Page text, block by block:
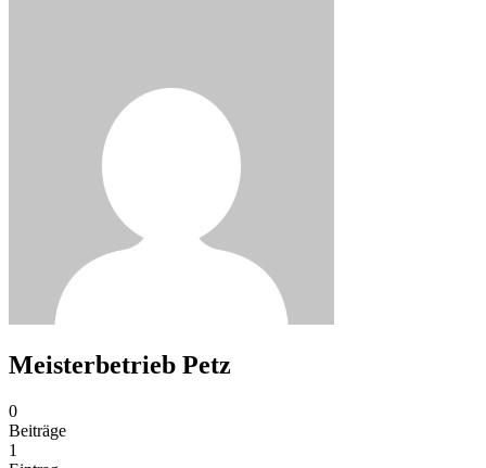
Meisterbetrieb Petz
0
Beiträge
1